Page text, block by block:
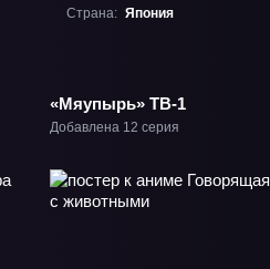
Страна: Япония
«Мяупырь» ТВ-1
Добавлена 12 серия